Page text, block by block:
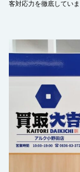
客対応力を徹底していま